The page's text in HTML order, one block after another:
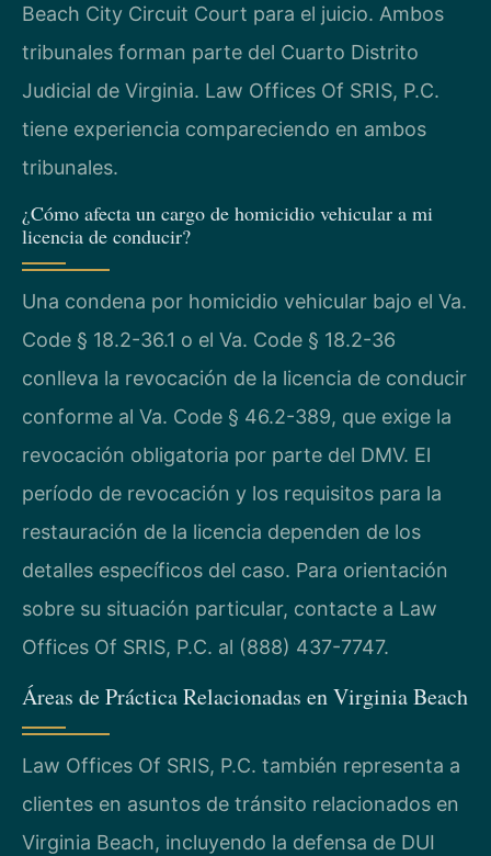
Beach City Circuit Court para el juicio. Ambos
tribunales forman parte del Cuarto Distrito
Judicial de Virginia. Law Offices Of SRIS, P.C.
tiene experiencia compareciendo en ambos
tribunales.
¿Cómo afecta un cargo de homicidio vehicular a mi
licencia de conducir?
Una condena por homicidio vehicular bajo el Va.
Code § 18.2-36.1 o el Va. Code § 18.2-36
conlleva la revocación de la licencia de conducir
conforme al Va. Code § 46.2-389, que exige la
revocación obligatoria por parte del DMV. El
período de revocación y los requisitos para la
restauración de la licencia dependen de los
detalles específicos del caso. Para orientación
sobre su situación particular, contacte a Law
Offices Of SRIS, P.C. al (888) 437-7747.
Áreas de Práctica Relacionadas en Virginia Beach
Law Offices Of SRIS, P.C. también representa a
clientes en asuntos de tránsito relacionados en
Virginia Beach, incluyendo la defensa de DUI